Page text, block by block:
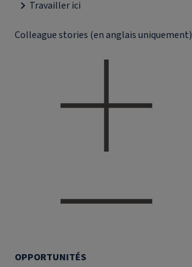
Travailler ici
Colleague stories (en anglais uniquement)
OPPORTUNITÉS